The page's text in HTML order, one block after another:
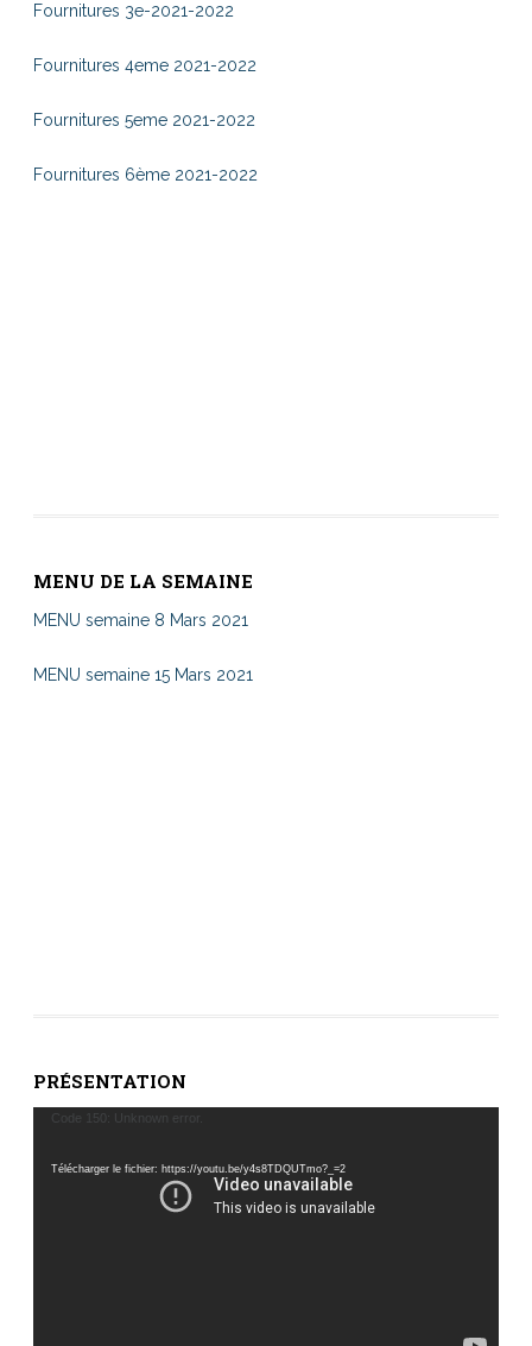
Fournitures 3e-2021-2022
Fournitures 4eme 2021-2022
Fournitures 5eme 2021-2022
Fournitures 6ème 2021-2022
MENU DE LA SEMAINE
MENU semaine 8 Mars 2021
MENU semaine 15 Mars 2021
PRÉSENTATION
Lecteur
Code 150: Unknown error.
Télécharger le fichier: https://youtu.be/y4s8TDQUTmo?_=2